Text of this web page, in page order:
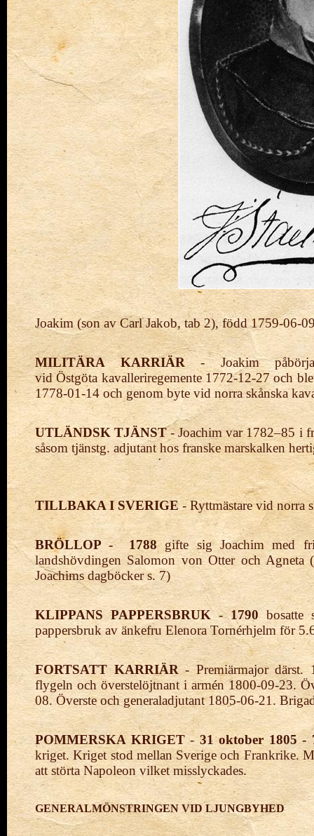
Joakim (son av Carl Jakob, tab 2), född 1759-06-
MILITÄRA KARRIÄR- Joakim
vidÖstgöta kavalleriregemente 1772-12-27 och
1778-01-14 och genom byte vid norra skånska
UTLÄNDSK TJÄNST- Joachim var 1782–85 i
såsom tjänstg. adjutant hos franske marskalken
TILLBAKA I SVERIGE- Ryttmästare vid norra
BRÖLLOP - 1788gifte sig Joachim med
landshövdingen Salomon von Otter och
Joachims dagböcker s. 7)
KLIPPANS PAPPERSBRUK-1790 bosatte
pappersbruk av änkefru Elenora Tornérhjelm för
FORTSATT KARRIÄR- Premiärmajordärst.
flygeln och överstelöjtnant i armén1800-09-23.
08. Överste och generaladjutant 1805-06-21.
POMMERSKA KRIGET- 31 oktober 1805 -
kriget. Kriget stod mellan Sverige och Frankrike.
att störta Napoleon vilket misslyckades.
GENERALMÖNSTRINGEN VID LJUNGBYHED